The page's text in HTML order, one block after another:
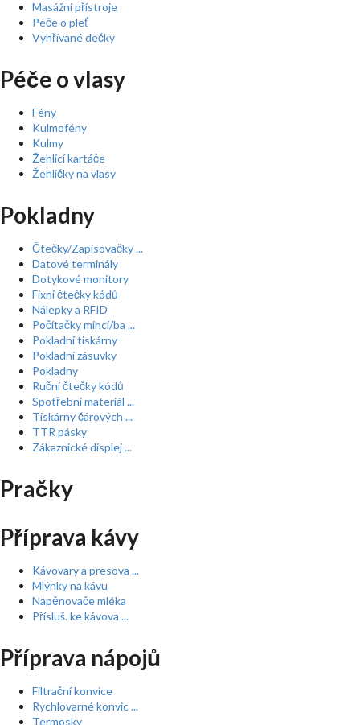
Masážní přístroje
Péče o pleť
Vyhřívané dečky
Péče o vlasy
Fény
Kulmofény
Kulmy
Žehlící kartáče
Žehličky na vlasy
Pokladny
Čtečky/Zapisovačky ...
Datové terminály
Dotykové monitory
Fixní čtečky kódů
Nálepky a RFID
Počítačky mincí/ba ...
Pokladní tiskárny
Pokladní zásuvky
Pokladny
Ruční čtečky kódů
Spotřební materiál ...
Tiskárny čárových ...
TTR pásky
Zákaznické displej ...
Pračky
Příprava kávy
Kávovary a presova ...
Mlýnky na kávu
Napěnovače mléka
Přísluš. ke kávova ...
Příprava nápojů
Filtrační konvice
Rychlovarné konvic ...
Termosky